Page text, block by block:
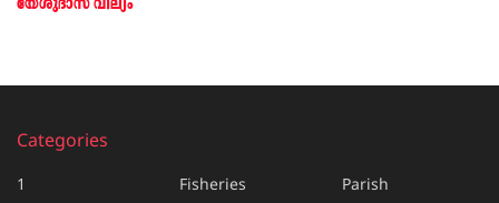
യേശുദാസ് വില്യം
Categories
1
Fisheries
Parish